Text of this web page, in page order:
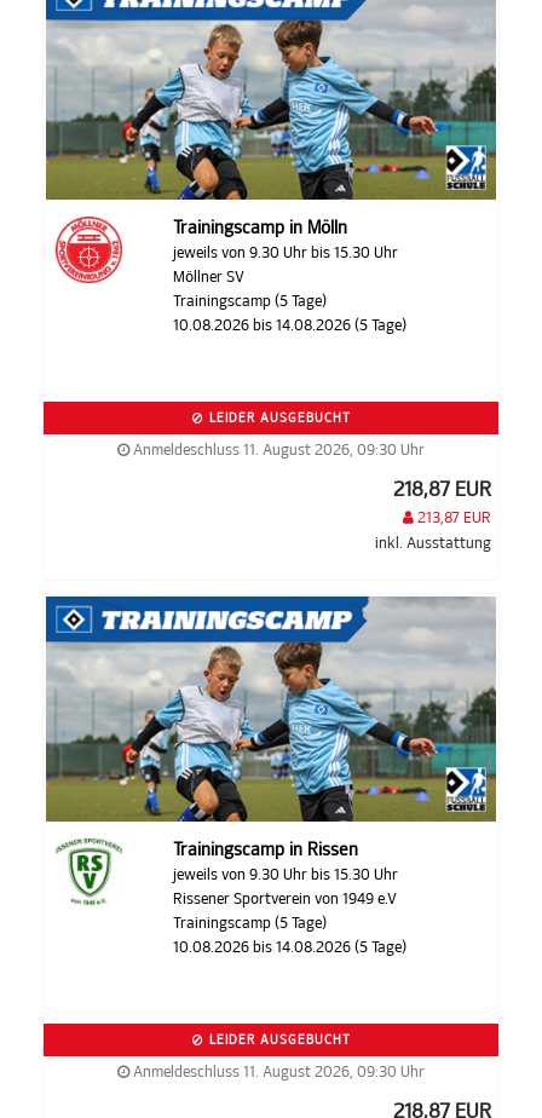
Trainingscamp in Mölln
jeweils von 9.30 Uhr bis 15.30 Uhr
Möllner SV
Trainingscamp (5 Tage)
10.08.2026 bis 14.08.2026 (5 Tage)
LEIDER AUSGEBUCHT
Anmeldeschluss 11. August 2026, 09:30 Uhr
218,87 EUR
213,87 EUR
inkl. Ausstattung
Trainingscamp in Rissen
jeweils von 9.30 Uhr bis 15.30 Uhr
Rissener Sportverein von 1949 e.V
Trainingscamp (5 Tage)
10.08.2026 bis 14.08.2026 (5 Tage)
LEIDER AUSGEBUCHT
Anmeldeschluss 11. August 2026, 09:30 Uhr
218,87 EUR